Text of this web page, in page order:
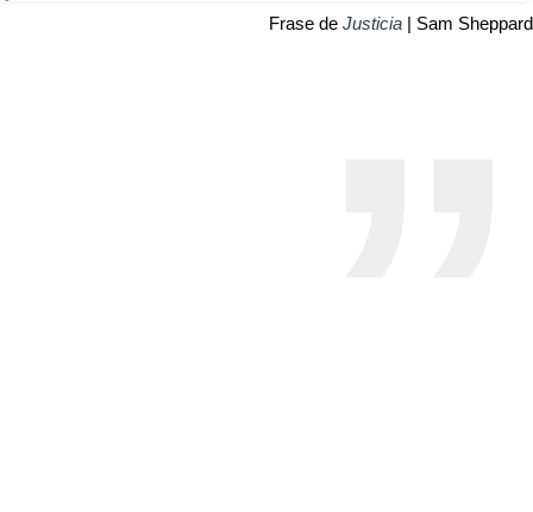
Frase de Justicia | Sam Sheppard